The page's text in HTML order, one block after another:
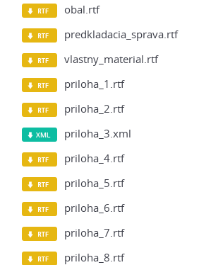
obal.rtf
predkladacia_sprava.rtf
vlastny_material.rtf
priloha_1.rtf
priloha_2.rtf
priloha_3.xml
priloha_4.rtf
priloha_5.rtf
priloha_6.rtf
priloha_7.rtf
priloha_8.rtf